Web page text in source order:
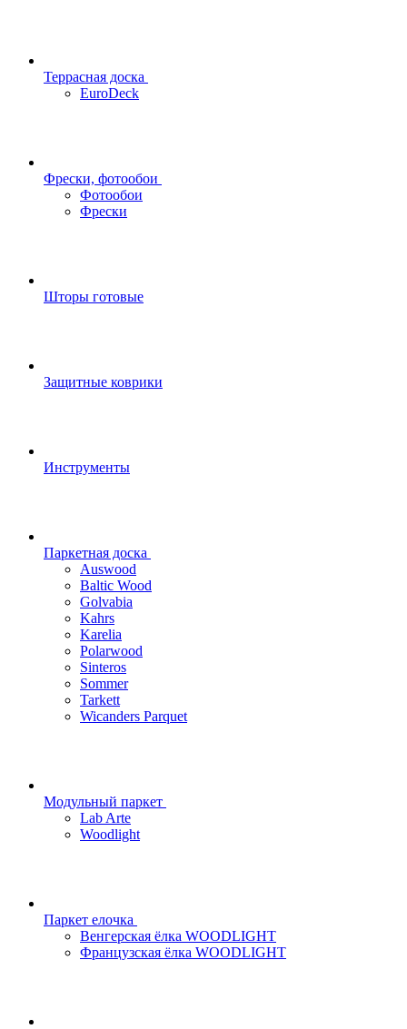
Террасная доска
EuroDeck
Фрески, фотообои
Фотообои
Фрески
Шторы готовые
Защитные коврики
Инструменты
Паркетная доска
Auswood
Baltic Wood
Golvabia
Kahrs
Karelia
Polarwood
Sinteros
Sommer
Tarkett
Wicanders Parquet
Модульный паркет
Lab Arte
Woodlight
Паркет елочка
Венгерская ёлка WOODLIGHT
Французская ёлка WOODLIGHT